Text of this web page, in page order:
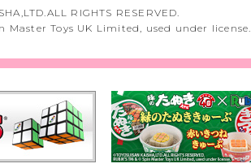
RIGHTS RESERVED.
Master Toys UK Limited, used under license.